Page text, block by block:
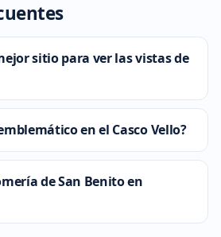
sitio para ver las vistas de
en el Casco Vello?
de San Benito en